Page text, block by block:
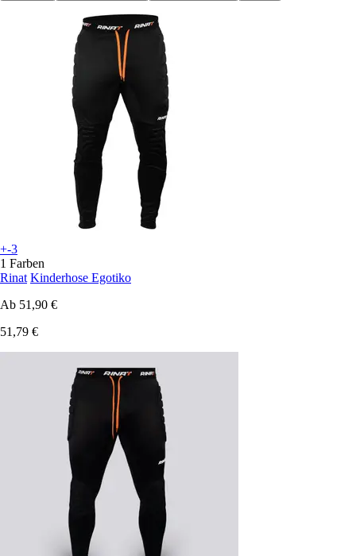
+-3
1 Farben
Rinat Kinderhose Egotiko
Ab 51,90 €
51,79 €